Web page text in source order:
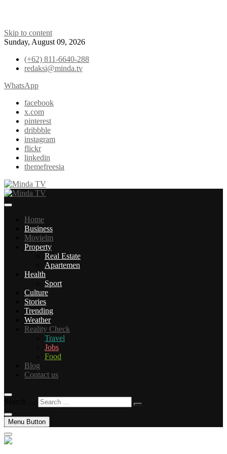
Skip to content
Sunday, August 09, 2026
(+62) 811-6640-288
redaksi@minda.tv
WhatsApp
facebook
x.com
pinterest
dribbble
instagram
flickr
linkedin
themefreesia
Minda TV
News & Edutainment
Home
Business
Movielm
Property
Real Estate
Apartemen
Health
Sport
Culture
Stories
Trending
Weather
Reality Check
Travel
Jobs
Food
Blog
Contact us
Menu Button